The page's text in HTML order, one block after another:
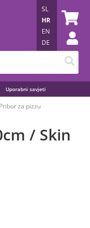
Uporabni savjeti
SL
HR
EN
DE
Pribor za pizzu
/ Skin